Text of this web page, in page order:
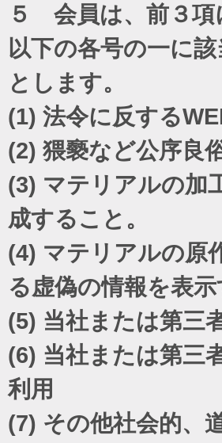
５ 会員は、前３項
以下の各号の一に
とします。
(1) 法令に反する
(2) 猥褻など公序良
(3) マテリアルの加
成すること。
(4) マテリアルの原
る虚偽の情報を表
(5) 当社または第三
(6) 当社または第三
利用
(7) その他社会的、